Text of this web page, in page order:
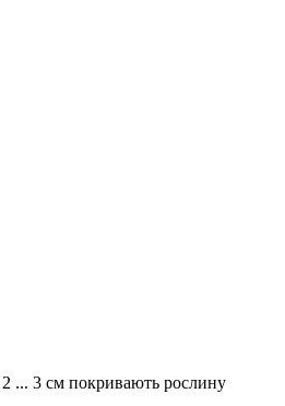
2 ... 3 см покривають рослину